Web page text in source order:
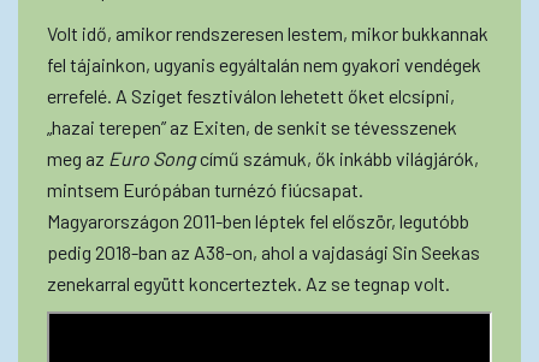
Volt idő, amikor rendszeresen lestem, mikor bukkannak
fel tájainkon, ugyanis egyáltalán nem gyakori vendégek
errefelé. A Sziget fesztiválon lehetett őket elcsípni,
„hazai terepen” az Exiten, de senkit se tévesszenek
meg az Euro Songcímű számuk, ők inkább világjárók,
mintsem Európában turnézó fiúcsapat.
Magyarországon 2011-ben léptek fel először, legutóbb
pedig 2018-ban az A38-on, ahol a vajdasági Sin Seekas
zenekarral együtt koncerteztek. Az se tegnap volt.